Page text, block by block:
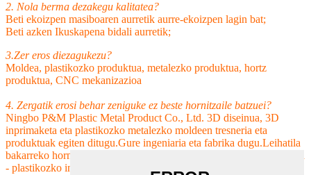
2. Nola berma dezakegu kalitatea?
Beti ekoizpen masiboaren aurretik aurre-ekoizpen lagin bat;
Beti azken Ikuskapena bidali aurretik;
3.Zer eros diezagukezu?
Moldea, plastikozko produktua, metalezko produktua, hortz
produktua, CNC mekanizazioa
4. Zergatik erosi behar zeniguke ez beste hornitzaile batzuei?
Ningbo P&M Plastic Metal Product Co., Ltd. 3D diseinua, 3D
inprimaketa eta plastikozko metalezko moldeen tresneria eta
produktuak egiten ditugu.Gure ingeniaria eta fabrika dugu.Leihatila
bakarreko hornidura: 3D diseinua - 3D inprimaketa - moldeak egitea
- plastikozko injekzioa